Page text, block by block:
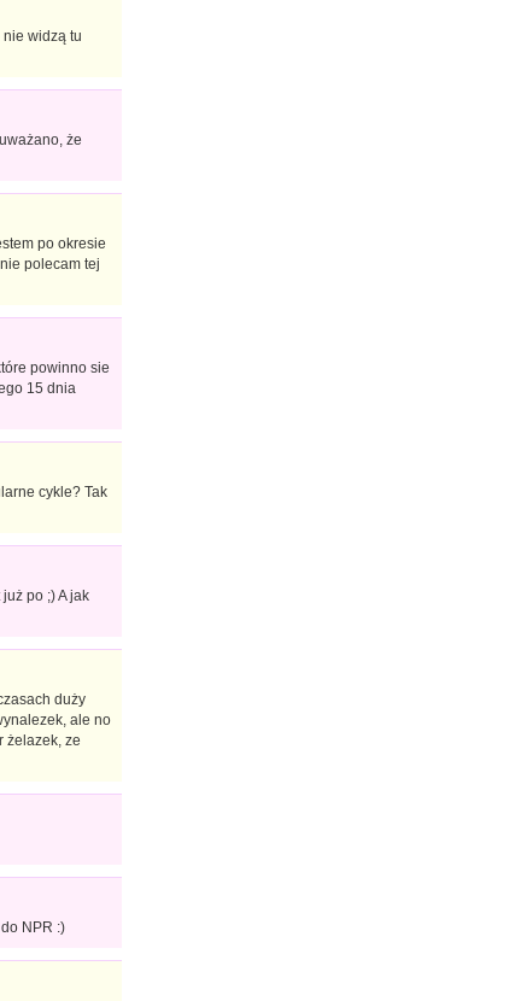
nie widzą tu
że
po okresie
polecam tej
powinno sie
15 dnia
cykle? Tak
po ;) A jak
duży
ale no
żelazek, ze
NPR :)